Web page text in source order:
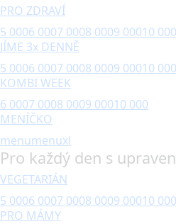
PRO ZDRAVÍ
5 0006 0007 0008 0009 00010 000
JÍME 3x DENNĚ
5 0006 0007 0008 0009 00010 000
KOMBI WEEK
6 0007 0008 0009 00010 000
MENÍČKO
menumenuxl
Pro každý den s
VEGETARIÁN
5 0006 0007 0008 0009 00010 000
PRO MÁMY